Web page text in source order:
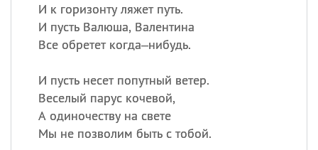
И к горизонту ляжет путь.
И пусть Валюша, Валентина
Все обретет когда–нибудь.
И пусть несет попутный ветер.
Веселый парус кочевой,
А одиночеству на свете
Мы не позволим быть с тобой.
ИМЕНА
Сегодня празднуют именины
Александр
Анна